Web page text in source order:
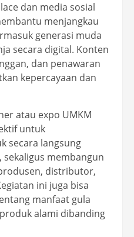
dan media sosial
menjangkau
generasi muda
secara digital. Konten
dan penawaran
kepercayaan dan
atau expo UMKM
untuk
secara langsung
membangun
distributor,
ini juga bisa
manfaat gula
alami dibanding